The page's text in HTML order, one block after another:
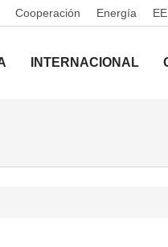
Cooperación Energía
INTERNACIONAL